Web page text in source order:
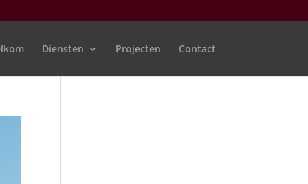
Diensten Projecten Contact